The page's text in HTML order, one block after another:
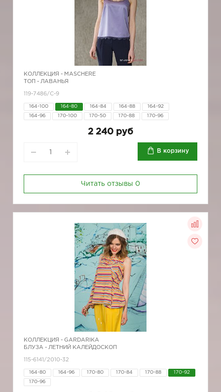
КОЛЛЕКЦИЯ - MASCHERE
ТОП - ЛАВАНЬЯ
119-7486/С-9
164-100 164-80 164-84 164-88 164-92
164-96 170-100 170-50 170-88 170-96
2 240 руб
В корзину
Читать отзывы 0
КОЛЛЕКЦИЯ - GARDARIKA
БЛУЗА - ЛЕТНИЙ КАЛЕЙДОСКОП
115-6141/2010-32
164-80 164-96 170-80 170-84 170-88 170-92
170-96